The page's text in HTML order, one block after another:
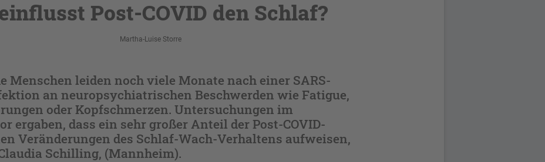
Post-COVID den Schlaf?
Martha-Luise Storre
Menschen leiden noch viele Monate nach einer SARS-
an neuropsychiatrischen Beschwerden wie Fatigue,
oder Kopfschmerzen. Untersuchungen im
ergaben, dass ein sehr großer Anteil der Post-COVID-
Veränderungen des Schlaf-Wach-Verhaltens aufweisen,
Schilling, (Mannheim).